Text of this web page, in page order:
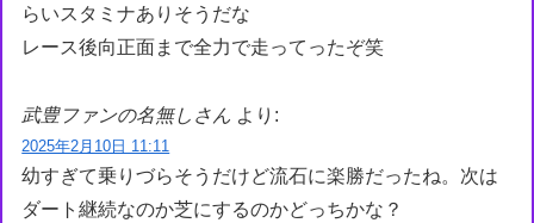
らいスタミナありそうだな
レース後向正面まで全力で走ってったぞ笑
武豊ファンの名無しさん より:
2025年2月10日 11:11
幼すぎて乗りづらそうだけど流石に楽勝だったね。次は
ダート継続なのか芝にするのかどっちかな？